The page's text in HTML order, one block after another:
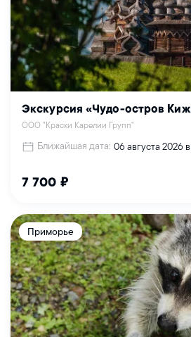
Экскурсия «Чудо-остров
ООО "Краски Карелии Групп"
Ближайшая дата: 06 августа 2026
7 700 ₽
Приморье